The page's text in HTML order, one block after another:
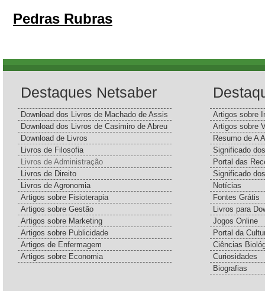
Pedras Rubras
Destaques Netsaber
Download dos Livros de Machado de Assis
Download dos Livros de Casimiro de Abreu
Download de Livros
Livros de Filosofia
Livros de Administração
Livros de Direito
Livros de Agronomia
Artigos sobre Fisioterapia
Artigos sobre Gestão
Artigos sobre Marketing
Artigos sobre Publicidade
Artigos de Enfermagem
Artigos sobre Economia
Artigos sobre
Artigos sobre
Resumo de A
Significado
Portal das
Significado
Notícias
Fontes Grátis
Livros para
Jogos Online
Portal da
Ciências
Curiosidades
Biografias